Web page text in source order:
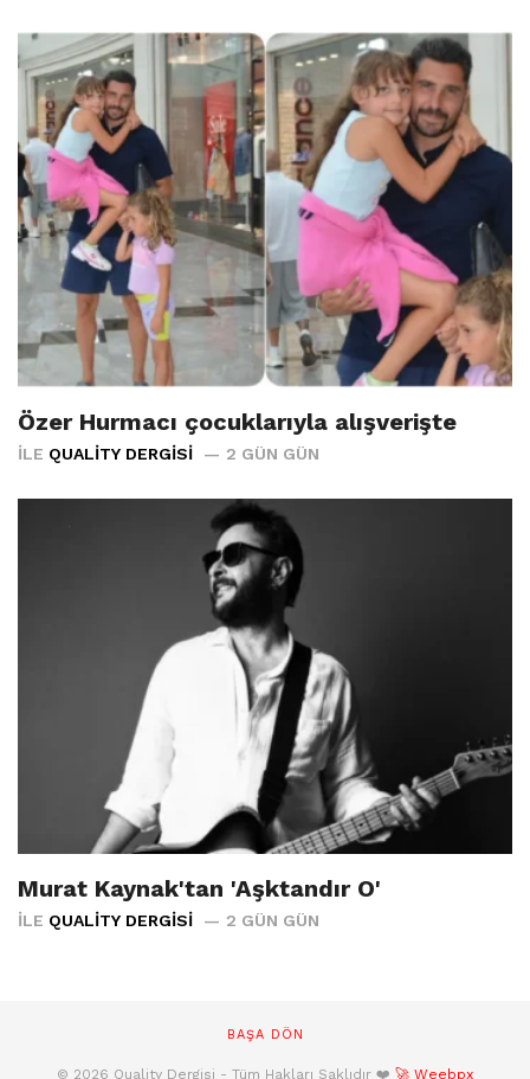
Özer Hurmacı çocuklarıyla alışverişte
İLE QUALITY DERGISI 2 GÜN GÜN
Murat Kaynak'tan 'Aşktandır O'
İLE QUALITY DERGISI 2 GÜN GÜN
BAŞA DÖN
© 2026 Quality Dergisi - Tüm Hakları Saklıdır ❤️ 🚀 Weebpx